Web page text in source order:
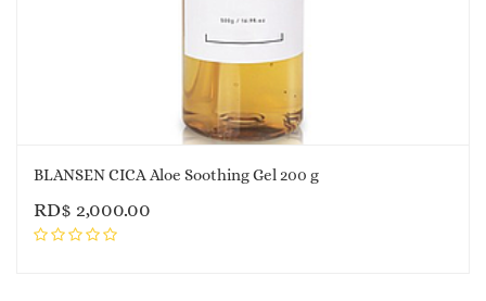
BLANSEN CICA Aloe Soothing Gel 200 g
RD$ 2,000.00